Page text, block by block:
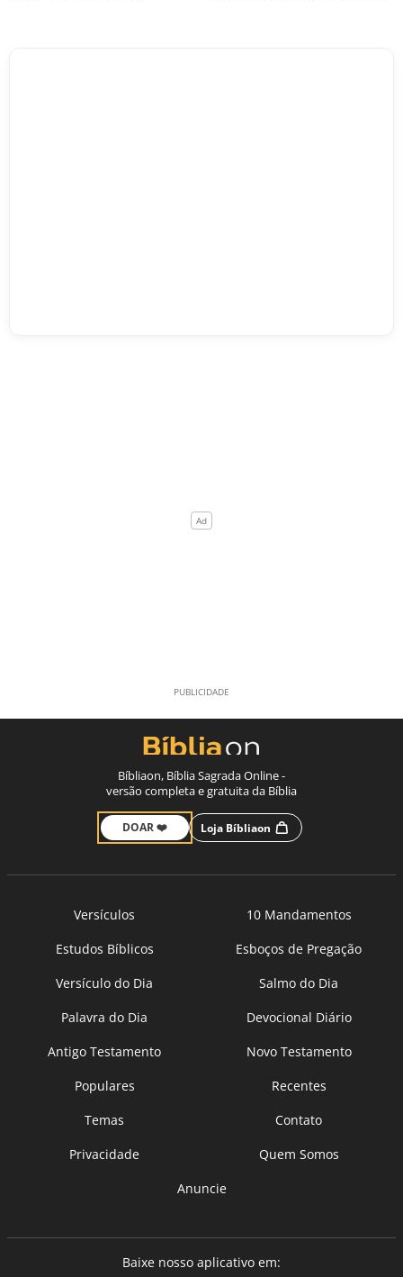
Bíbliaon, Bíblia Sagrada Online -
versão completa e gratuita da Bíblia
DOAR ❤️ Loja Bíbliaon
Versículos
10 Mandamentos
Estudos Bíblicos
Esboços de Pregação
Versículo do Dia
Salmo do Dia
Palavra do Dia
Devocional Diário
Antigo Testamento
Novo Testamento
Populares
Recentes
Temas
Contato
Privacidade
Quem Somos
Anuncie
Baixe nosso aplicativo em: